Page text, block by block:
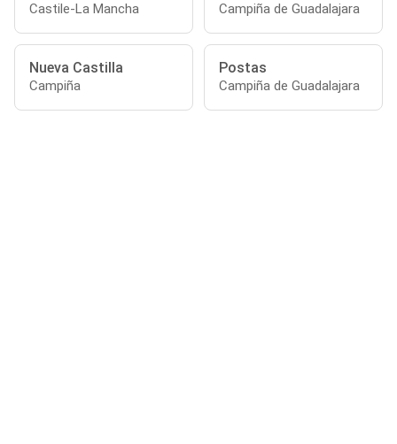
Castile-La Mancha Campiña de Guadalajara
Nueva Castilla
Campiña
Postas
Campiña de Guadalajara